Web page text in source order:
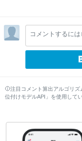
コメントするに
注目コメント算出アルゴリ
位付けモデルAPI」を使用して